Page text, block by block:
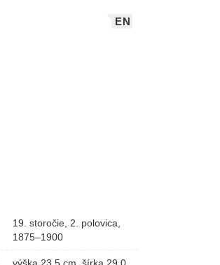
EN
19. storočie, 2. polovica,
1875–1900